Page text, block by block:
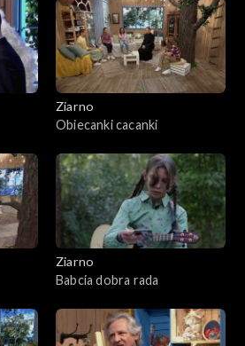
Ziarno
Obiecanki cacanki
Ziarno
Babcia dobra rada